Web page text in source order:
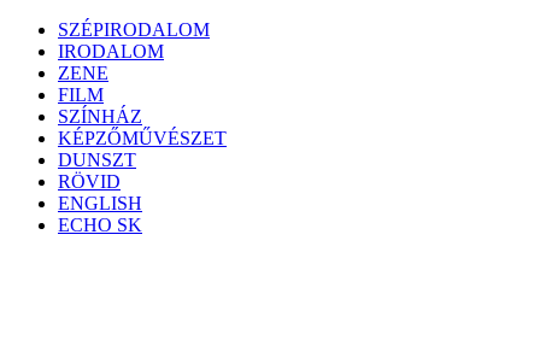
Skip
content
SZÉPIRODALOM
IRODALOM
ZENE
FILM
SZÍNHÁZ
KÉPZŐMŰVÉSZET
DUNSZT
RÖVID
ENGLISH
ECHO SK